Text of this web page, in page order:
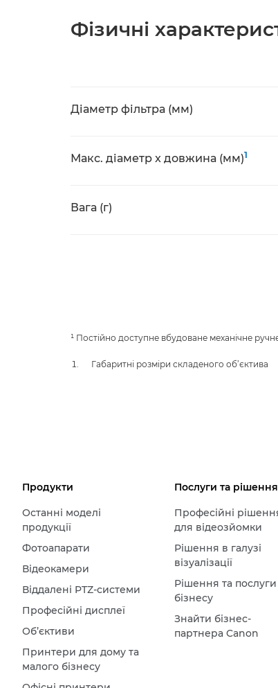
Фізичні
Діаметр фільтра (мм)
Макс. діаметр x довжина (мм)1
Вага (г)
¹ Постійно доступне вбудоване механічне
Габаритні розміри складеного об’єктива
Продукти
Останні моделі
продукції
Фотоапарати
Відеокамери
Віддалені PTZ-системи
Професійні дисплеї
Об’єктиви
Принтери для дому та
малого бізнесу
Послуги та рішення
Професійні
для відеозйомки
Рішення в галузі
візуалізації
Рішення та
бізнесу
Знайти бізнес-
партнера Canon